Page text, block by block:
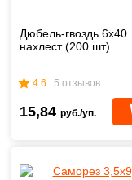
Дюбель-гвоздь 6х40
нахлест (200 шт)
4.6 5 отзывов
15,84 руб./уп.